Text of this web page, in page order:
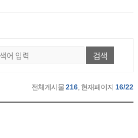
검색
전체게시물216 , 현재페이지 16/22